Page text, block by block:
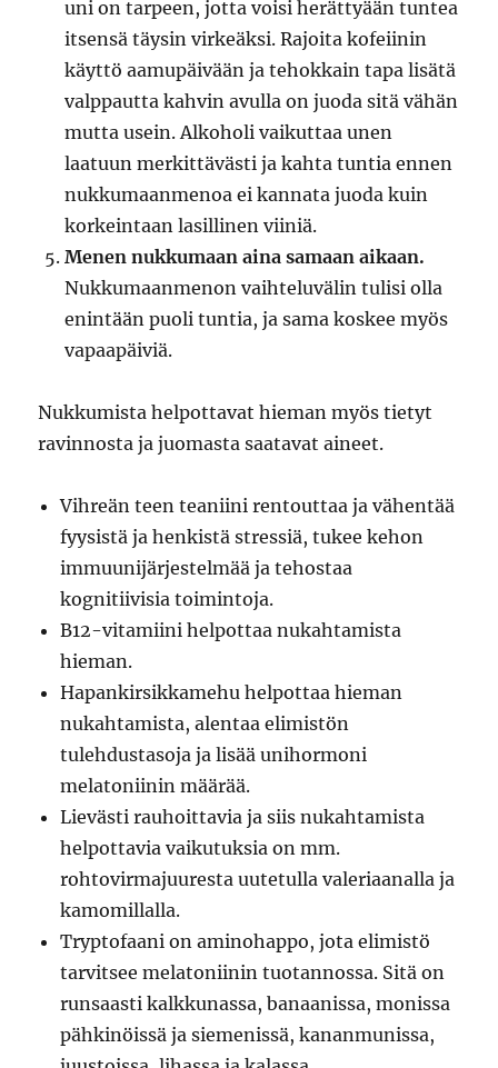
uni on tarpeen, jotta voisi herättyään tuntea
itsensä täysin virkeäksi. Rajoita kofeiinin
käyttö aamupäivään ja tehokkain tapa lisätä
valppautta kahvin avulla on juoda sitä vähän
mutta usein. Alkoholi vaikuttaa unen
laatuun merkittävästi ja kahta tuntia ennen
nukkumaanmenoa ei kannata juoda kuin
korkeintaan lasillinen viiniä.
Menen nukkumaan aina samaan aikaan.
Nukkumaanmenon vaihteluvälin tulisi olla
enintään puoli tuntia, ja sama koskee myös
vapaapäiviä.
Nukkumista helpottavat hieman myös tietyt
ravinnosta ja juomasta saatavat aineet.
Vihreän teen teaniini rentouttaa ja vähentää
fyysistä ja henkistä stressiä, tukee kehon
immuunijärjestelmää ja tehostaa
kognitiivisia toimintoja.
B12-vitamiini helpottaa nukahtamista
hieman.
Hapankirsikkamehu helpottaa hieman
nukahtamista, alentaa elimistön
tulehdustasoja ja lisää unihormoni
melatoniinin määrää.
Lievästi rauhoittavia ja siis nukahtamista
helpottavia vaikutuksia on mm.
rohtovirmajuuresta uutetulla valeriaanalla ja
kamomillalla.
Tryptofaani on aminohappo, jota elimistö
tarvitsee melatoniinin tuotannossa. Sitä on
runsaasti kalkkunassa, banaanissa, monissa
pähkinöissä ja siemenissä, kananmunissa,